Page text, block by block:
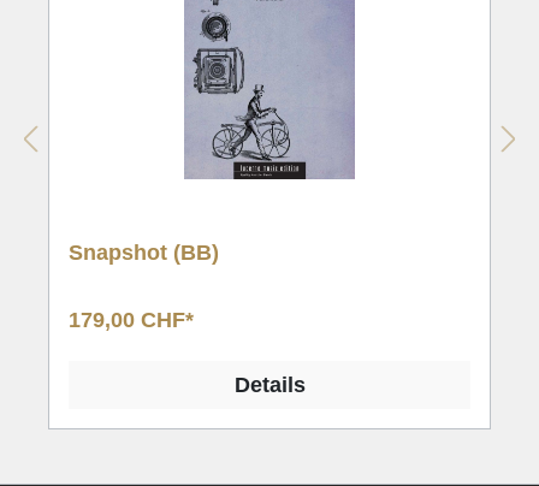
Verschiebung des Festes aufgrund der Corona-Pandemie
widmen. Nach diesem väterlichen Dialog übernimmt das
der Contest wieder die Kontrolle über das musikalische
Anspannung der MusikantInnen vor dem Wettbewerb wird
Hop’ ausgedrückt, dessen chromatische Linien hier und da
noch einmal aufnimmt und das Fest schliesslich mit einem
Snapshot (BB)
179,00 CHF*
Details